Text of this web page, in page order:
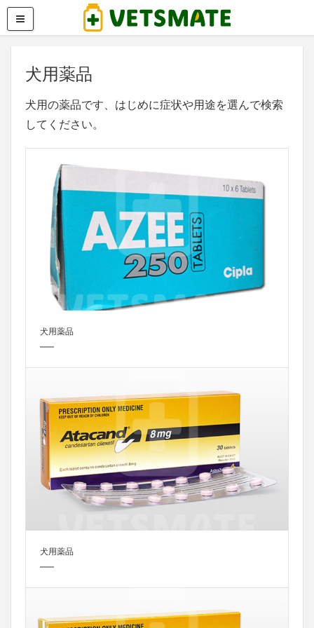
犬用薬品
犬用の薬品です、はじめに症状や用途を選んで検索
してください。
犬用薬品
犬用薬品